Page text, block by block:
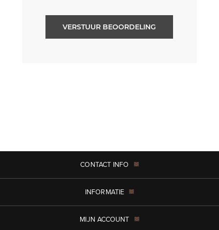
VERSTUUR BEOORDELING
CONTACT INFO
INFORMATIE
MIJN ACCOUNT